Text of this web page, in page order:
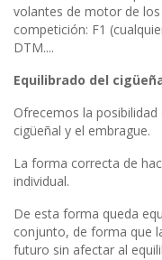
volantes de motor de
competición: F1
DTM....
Equilibrado del
Ofrecemos la
cigüeñal y el embrague.
La forma correcta de
individual.
De esta forma queda
conjunto, de forma que
futuro sin afectar al